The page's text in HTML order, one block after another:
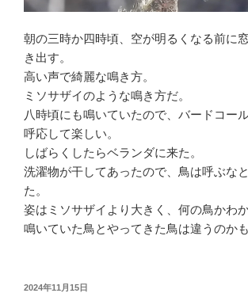
朝の三時か四時頃、空が明るくなる前に
き出す。
高い声で綺麗な鳴き方。
ミソサザイのような鳴き方だ。
八時頃にも鳴いていたので、バードコー
呼応して楽しい。
しばらくしたらベランダに来た。
洗濯物が干してあったので、鳥は呼ぶな
た。
姿はミソサザイより大きく、何の鳥かわ
鳴いていた鳥とやってきた鳥は違うのかも
投
2024年11月15日